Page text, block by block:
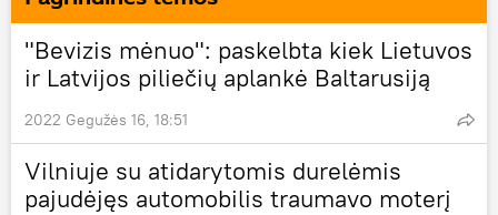
"Bevizis mėnuo": paskelbta kiek Lietuvos
ir Latvijos piliečių aplankė Baltarusiją
2022 Gegužės 16, 18:51
Vilniuje su atidarytomis durelėmis
pajudėjęs automobilis traumavo moterį